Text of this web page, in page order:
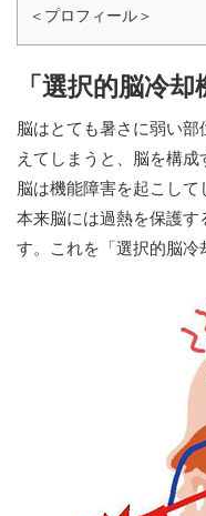
＜プロフィール＞
「選択的脳冷
脳はとても暑さに弱い
えてしまうと、脳を構成
脳は機能障害を起こして
本来脳には過熱を保護す
す。これを「選択的脳冷